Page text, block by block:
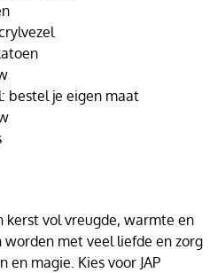
bestel je eigen maat
kerst vol vreugde, warmte en
met veel liefde en zorg
magie. Kies voor JAP